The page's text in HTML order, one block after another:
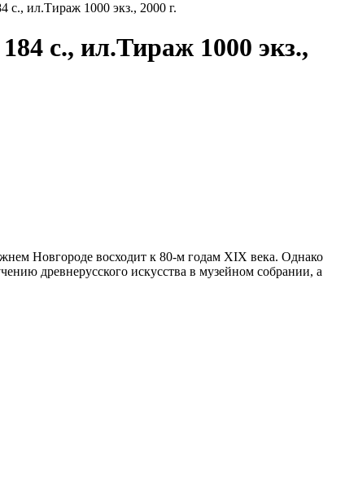
ил.Тираж 1000 экз., 2000 г.
с., ил.Тираж 1000 экз.,
Новгороде восходит к 80-м годам XIX века. Однако
древнерусского искусства в музейном собрании, а